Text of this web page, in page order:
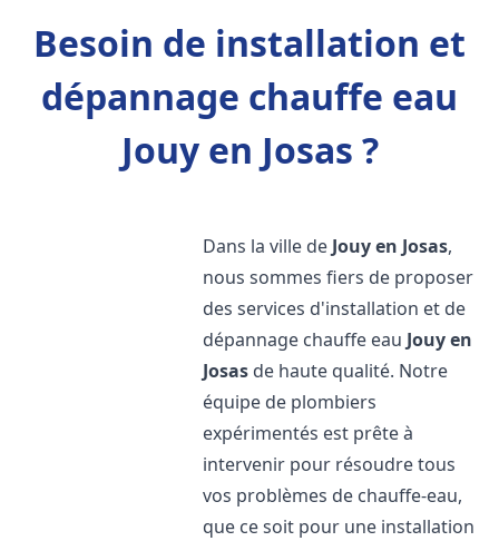
Besoin de installation et
dépannage chauffe eau
Jouy en Josas ?
Dans la ville de Jouy en Josas,
nous sommes fiers de proposer
des services d'installation et de
dépannage chauffe eau Jouy en
Josas de haute qualité. Notre
équipe de plombiers
expérimentés est prête à
intervenir pour résoudre tous
vos problèmes de chauffe-eau,
que ce soit pour une installation